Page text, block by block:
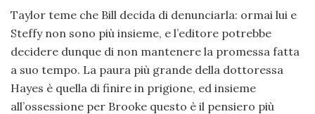
Taylor teme che Bill decida di denunciarla: ormai lui e
Steffy non sono più insieme, e l’editore potrebbe
decidere dunque di non mantenere la promessa fatta
a suo tempo. La paura più grande della dottoressa
Hayes è quella di finire in prigione, ed insieme
all’ossessione per Brooke questo è il pensiero più